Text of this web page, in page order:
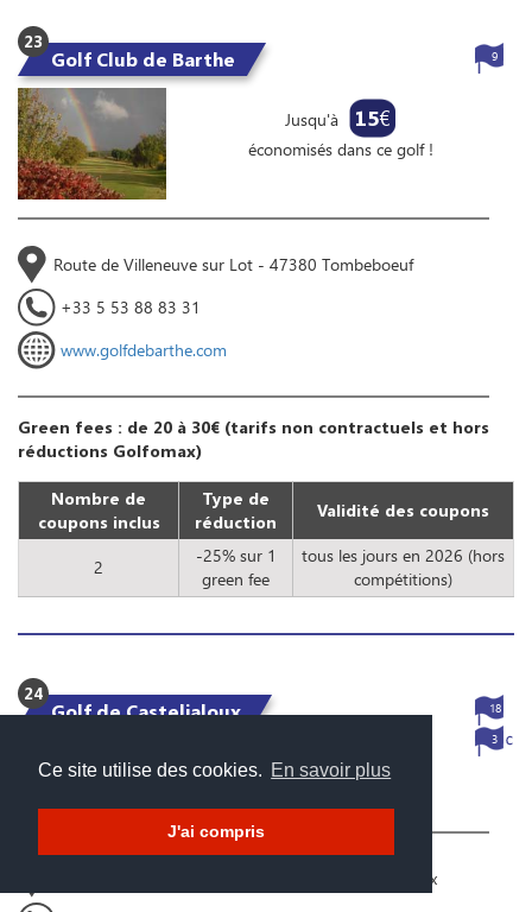
Ce site utilise des cookies. En savoir plus
J'ai compris
23
Golf Club de Barthe
Jusqu'à 15€
économisés dans ce golf !
9
Route de Villeneuve sur Lot - 47380 Tombeboeuf
+33 5 53 88 83 31
www.golfdebarthe.com
Green fees : de 20 à 30€ (tarifs non contractuels et hors
réductions Golfomax)
Nombre de
coupons inclus
Type de
réduction
Validité des coupons
2
-25% sur 1
green fee
tous les jours en 2026 (hors
compétitions)
24
Golf de Casteljaloux
Jusqu'à 256€
18
3
435, Route de Mont de Marsan - 47700 Casteljaloux